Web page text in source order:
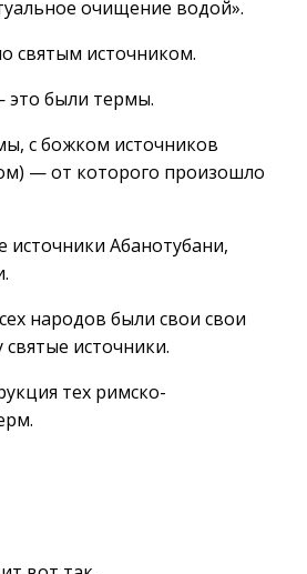
очищение водой».
святым источником.
это были термы.
с божком источников
— от которого произошло
Абанотубани,
народов были свои свои
источники.
тех римско-